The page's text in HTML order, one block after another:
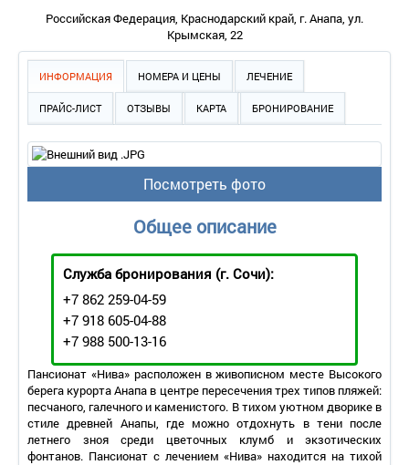
Российская Федерация, Краснодарский край, г. Анапа, ул.
Крымская, 22
ИНФОРМАЦИЯ НОМЕРА И ЦЕНЫ ЛЕЧЕНИЕ
ПРАЙС-ЛИСТ ОТЗЫВЫ КАРТА БРОНИРОВАНИЕ
Посмотреть фото
Общее описание
Служба бронирования (г. Сочи):
+7 862 259-04-59
+7 918 605-04-88
+7 988 500-13-16
Пансионат «Нива» расположен в живописном месте Высокого
берега курорта Анапа в центре пересечения трех типов пляжей:
песчаного, галечного и каменистого. В тихом уютном дворике в
стиле древней Анапы, где можно отдохнуть в тени после
летнего зноя среди цветочных клумб и экзотических
фонтанов. Пансионат с лечением «Нива» находится на тихой